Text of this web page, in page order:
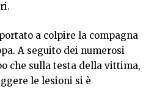
a colpire la compagna
A seguito dei numerosi
che sulla testa della vittima,
le lesioni si è